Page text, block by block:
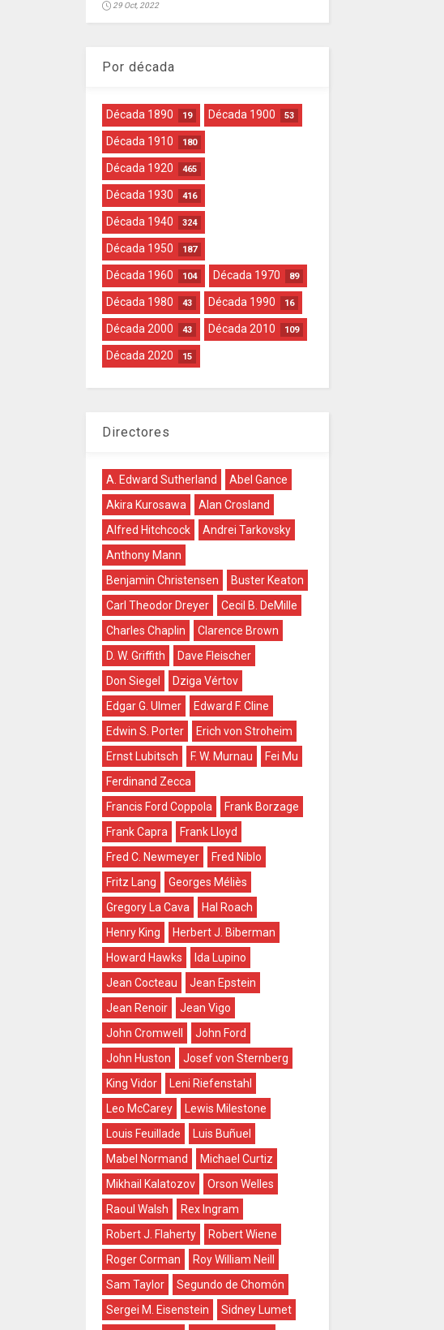
29 Oct, 2022
Por década
Década 1890 19 Década 1900 53
Década 1910 180
Década 1920 465
Década 1930 416
Década 1940 324
Década 1950 187
Década 1960 104 Década 1970 89
Década 1980 43 Década 1990 16
Década 2000 43 Década 2010 109
Década 2020 15
Directores
A. Edward Sutherland
Abel Gance
Akira Kurosawa
Alan Crosland
Alfred Hitchcock
Andrei Tarkovsky
Anthony Mann
Benjamin Christensen
Buster Keaton
Carl Theodor Dreyer
Cecil B. DeMille
Charles Chaplin
Clarence Brown
D. W. Griffith
Dave Fleischer
Don Siegel
Dziga Vértov
Edgar G. Ulmer
Edward F. Cline
Edwin S. Porter
Erich von Stroheim
Ernst Lubitsch
F. W. Murnau
Fei Mu
Ferdinand Zecca
Francis Ford Coppola
Frank Borzage
Frank Capra
Frank Lloyd
Fred C. Newmeyer
Fred Niblo
Fritz Lang
Georges Méliès
Gregory La Cava
Hal Roach
Henry King
Herbert J. Biberman
Howard Hawks
Ida Lupino
Jean Cocteau
Jean Epstein
Jean Renoir
Jean Vigo
John Cromwell
John Ford
John Huston
Josef von Sternberg
King Vidor
Leni Riefenstahl
Leo McCarey
Lewis Milestone
Louis Feuillade
Luis Buñuel
Mabel Normand
Michael Curtiz
Mikhail Kalatozov
Orson Welles
Raoul Walsh
Rex Ingram
Robert J. Flaherty
Robert Wiene
Roger Corman
Roy William Neill
Sam Taylor
Segundo de Chomón
Sergei M. Eisenstein
Sidney Lumet